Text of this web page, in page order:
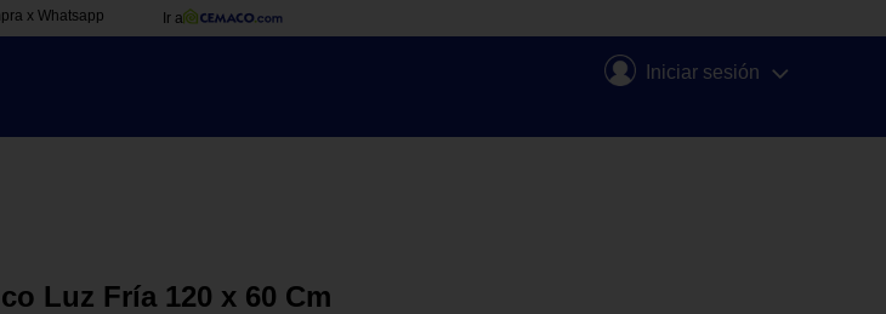
x Whatsapp Ir a
Iniciar sesión
Luz Fría 120 x 60 Cm